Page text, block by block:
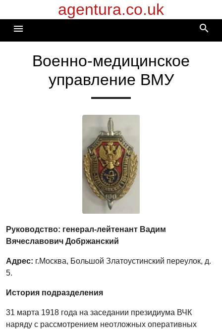
к
содержимому
agentura.co.uk
menu search
Военно-медицинское
управление ВМУ
Руководство: генерал-лейтенант Вадим
Вячеславович Добржанский
Адрес: г.Москва, Большой Златоустинский переулок, д.
5.
История подразделения
31 марта 1918 года на заседании президиума ВЧК
наряду с рассмотрением неотложных оперативных